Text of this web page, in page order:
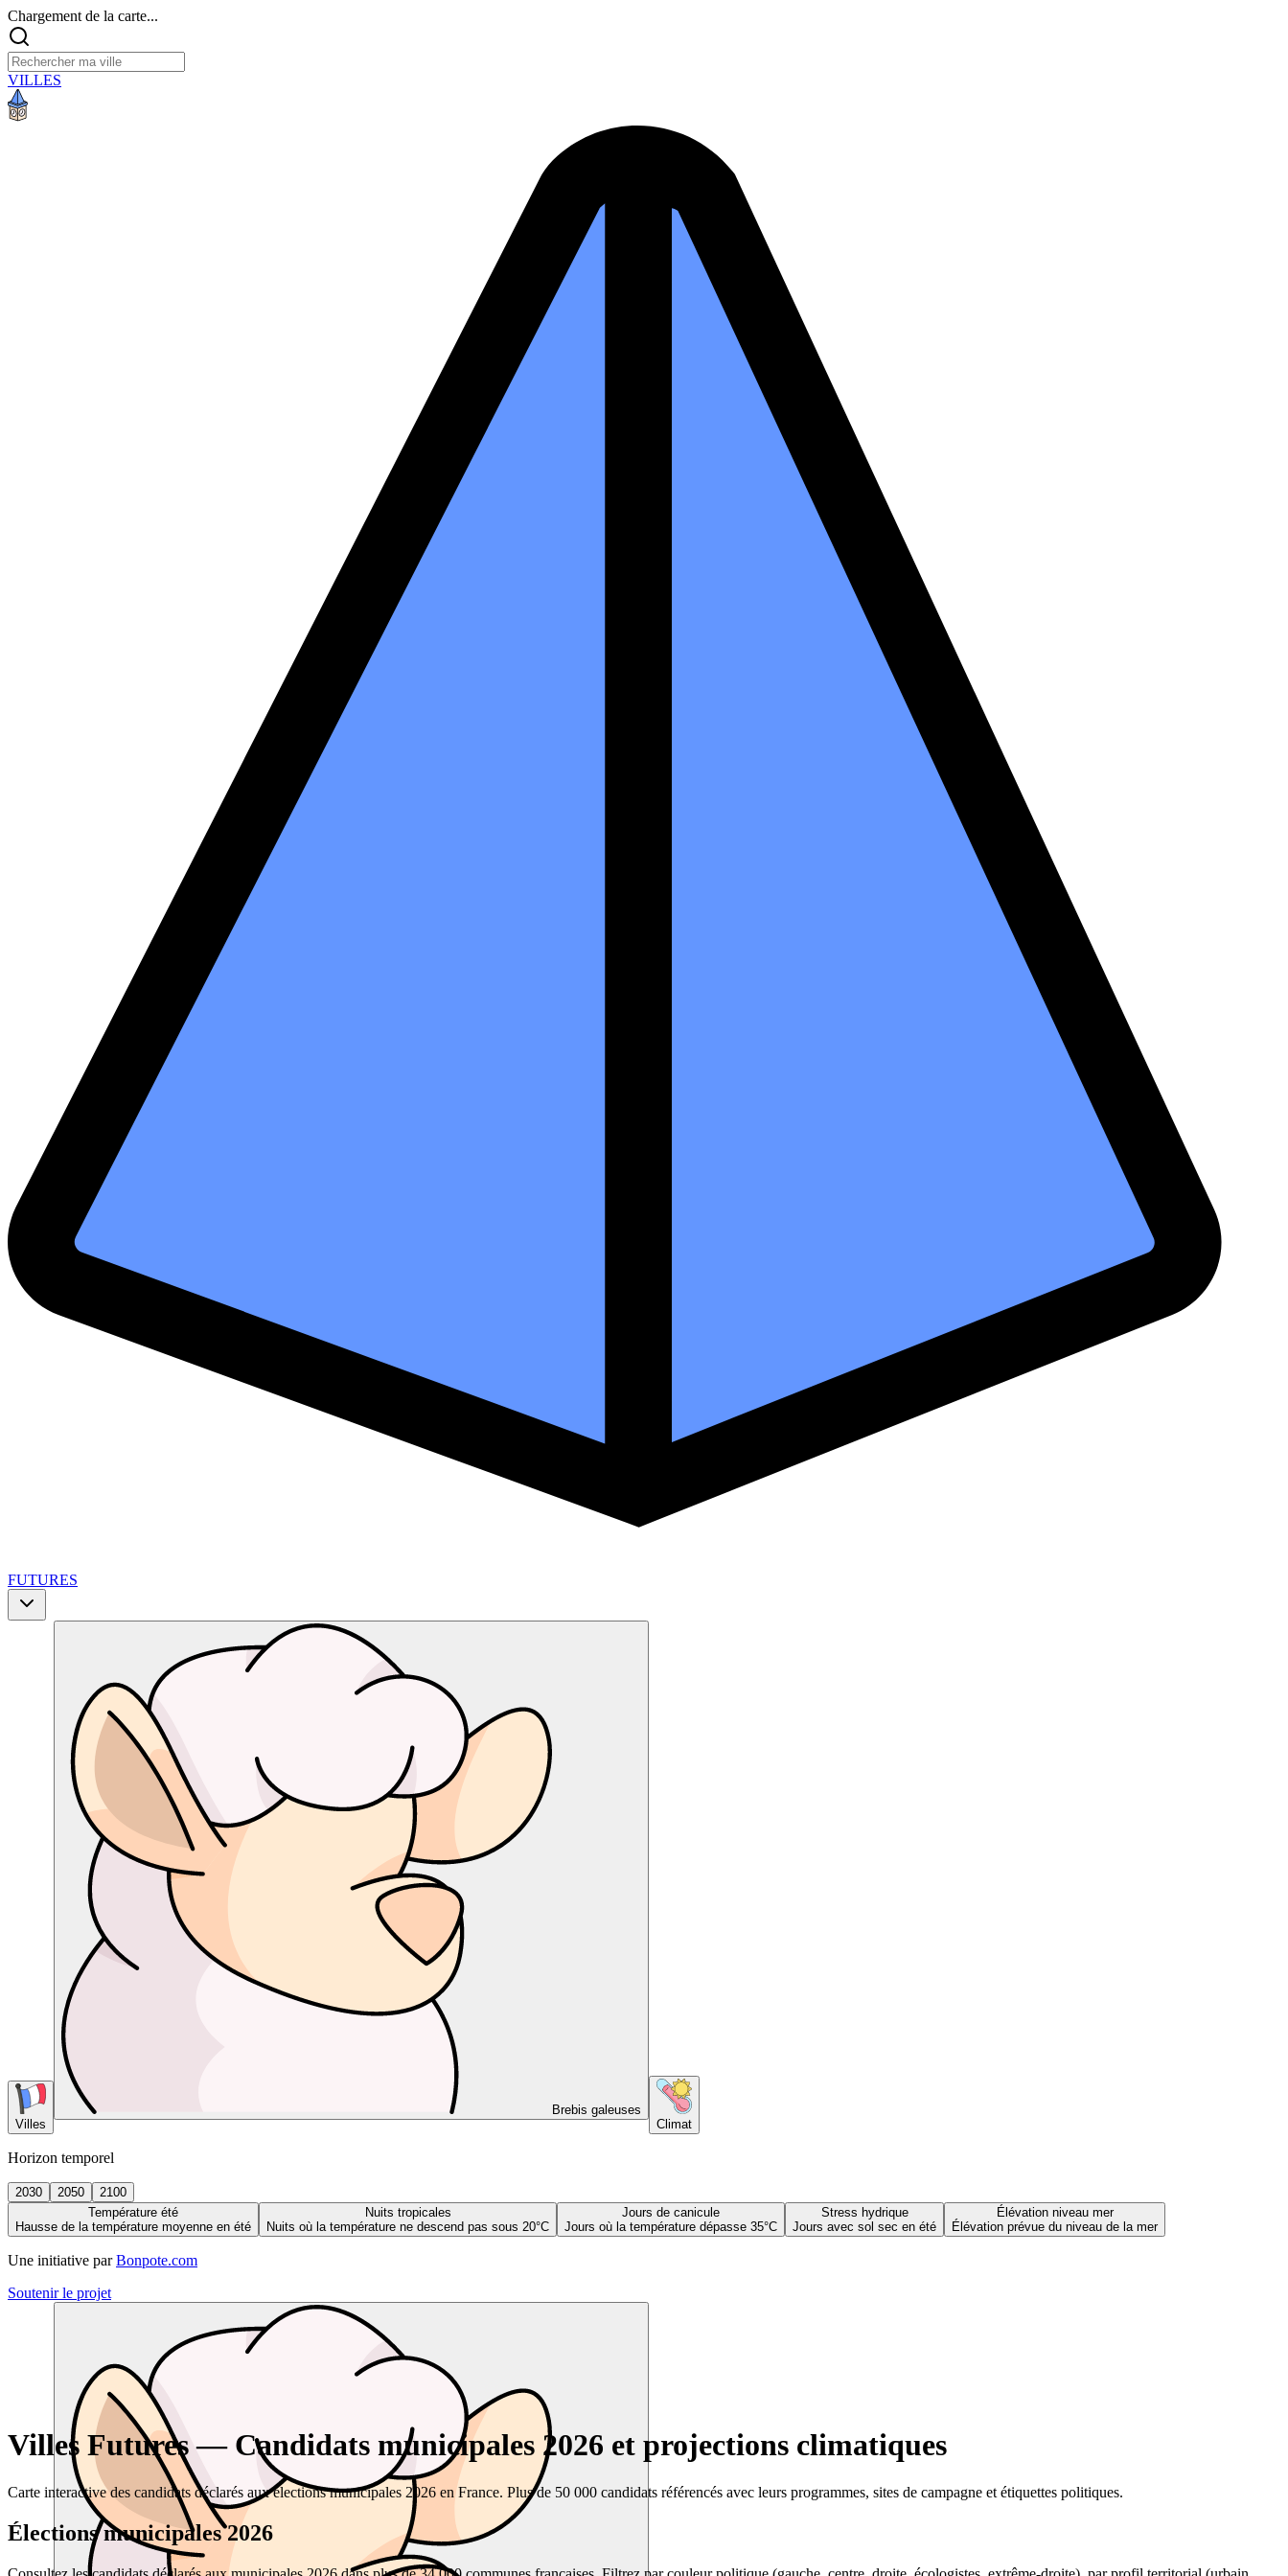
Chargement de la carte...
VILLES
FUTURES
Villes
Brebis galeuses
Climat
Horizon temporel
2030 2050
2100
Température été
Hausse de la température moyenne en été
Nuits tropicales
Nuits où la température ne descend pas sous 20°C
Jours de canicule
Jours où la température dépasse 35°C
Stress hydrique
Jours avec sol sec en été
Élévation niveau mer
Élévation prévue du niveau de la mer
Une initiative par Bonpote.com
Soutenir le projet
Villes Futures — Candidats municipales 2026 et projections climatiques
Carte interactive des candidats déclarés aux élections municipales 2026 en France. Plus de 50 000 candidats référencés avec leurs programmes, sites de campagne et étiquettes politiques.
Élections municipales 2026